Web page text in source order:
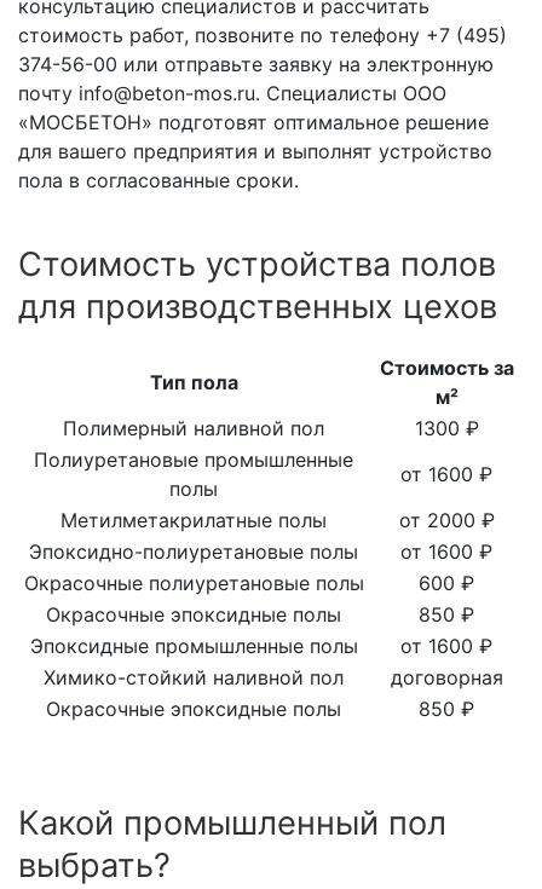
консультацию специалистов и рассчитать
стоимость работ, позвоните по телефону +7 (495)
374-56-00 или отправьте заявку на электронную
почту info@beton-mos.ru. Специалисты ООО
«МОСБЕТОН» подготовят оптимальное решение
для вашего предприятия и выполнят устройство
пола в согласованные сроки.
Стоимость устройства полов
для производственных цехов
Тип пола
Стоимость за
м²
Полимерный наливной пол
1300 ₽
Полиуретановые промышленные
полы
от 1600 ₽
Метилметакрилатные полы
от 2000 ₽
Эпоксидно-полиуретановые полы
от 1600 ₽
Окрасочные полиуретановые полы
600 ₽
Окрасочные эпоксидные полы
850 ₽
Эпоксидные промышленные полы
от 1600 ₽
Химико-стойкий наливной пол
договорная
Окрасочные эпоксидные полы
850 ₽
Какой промышленный пол
выбрать?